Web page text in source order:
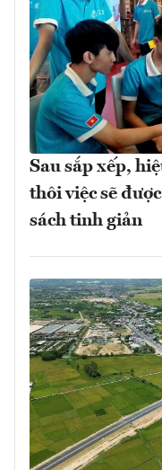
Sau sắp xếp,
thôi việc sẽ
sách tinh giản